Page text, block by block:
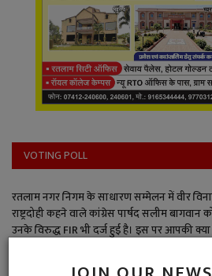
VOTING POLL
रतलाम नगर निगम के साधारण सम्मेलन में वीर
राष्ट्रदोही कहने वाले कांग्रेस पार्षद सलीम
उनके विरुद्ध FIR भी दर्ज हुई है। इस पर आपकी क्या